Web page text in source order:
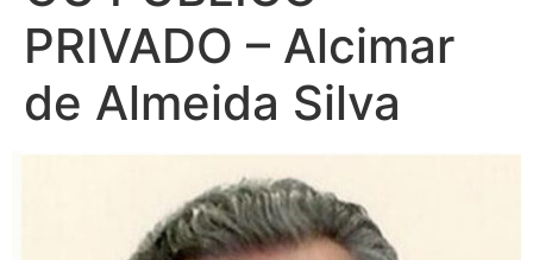
PRIVADO – Alcimar
de Almeida Silva